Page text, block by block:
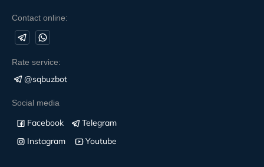
Contact online:
Rate service:
@sqbuzbot
Social media
Facebook
Telegram
Instagram
Youtube